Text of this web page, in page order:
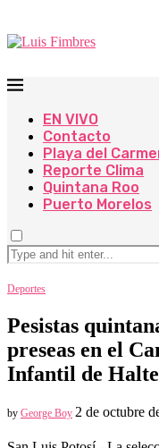
EN VIVO
Contacto
Playa del
Reporte Clima
Quintana Roo
Puerto Morelos
Deportes
Pesistas
preseas en el
Infantil de
by George Boy 2 de octubre